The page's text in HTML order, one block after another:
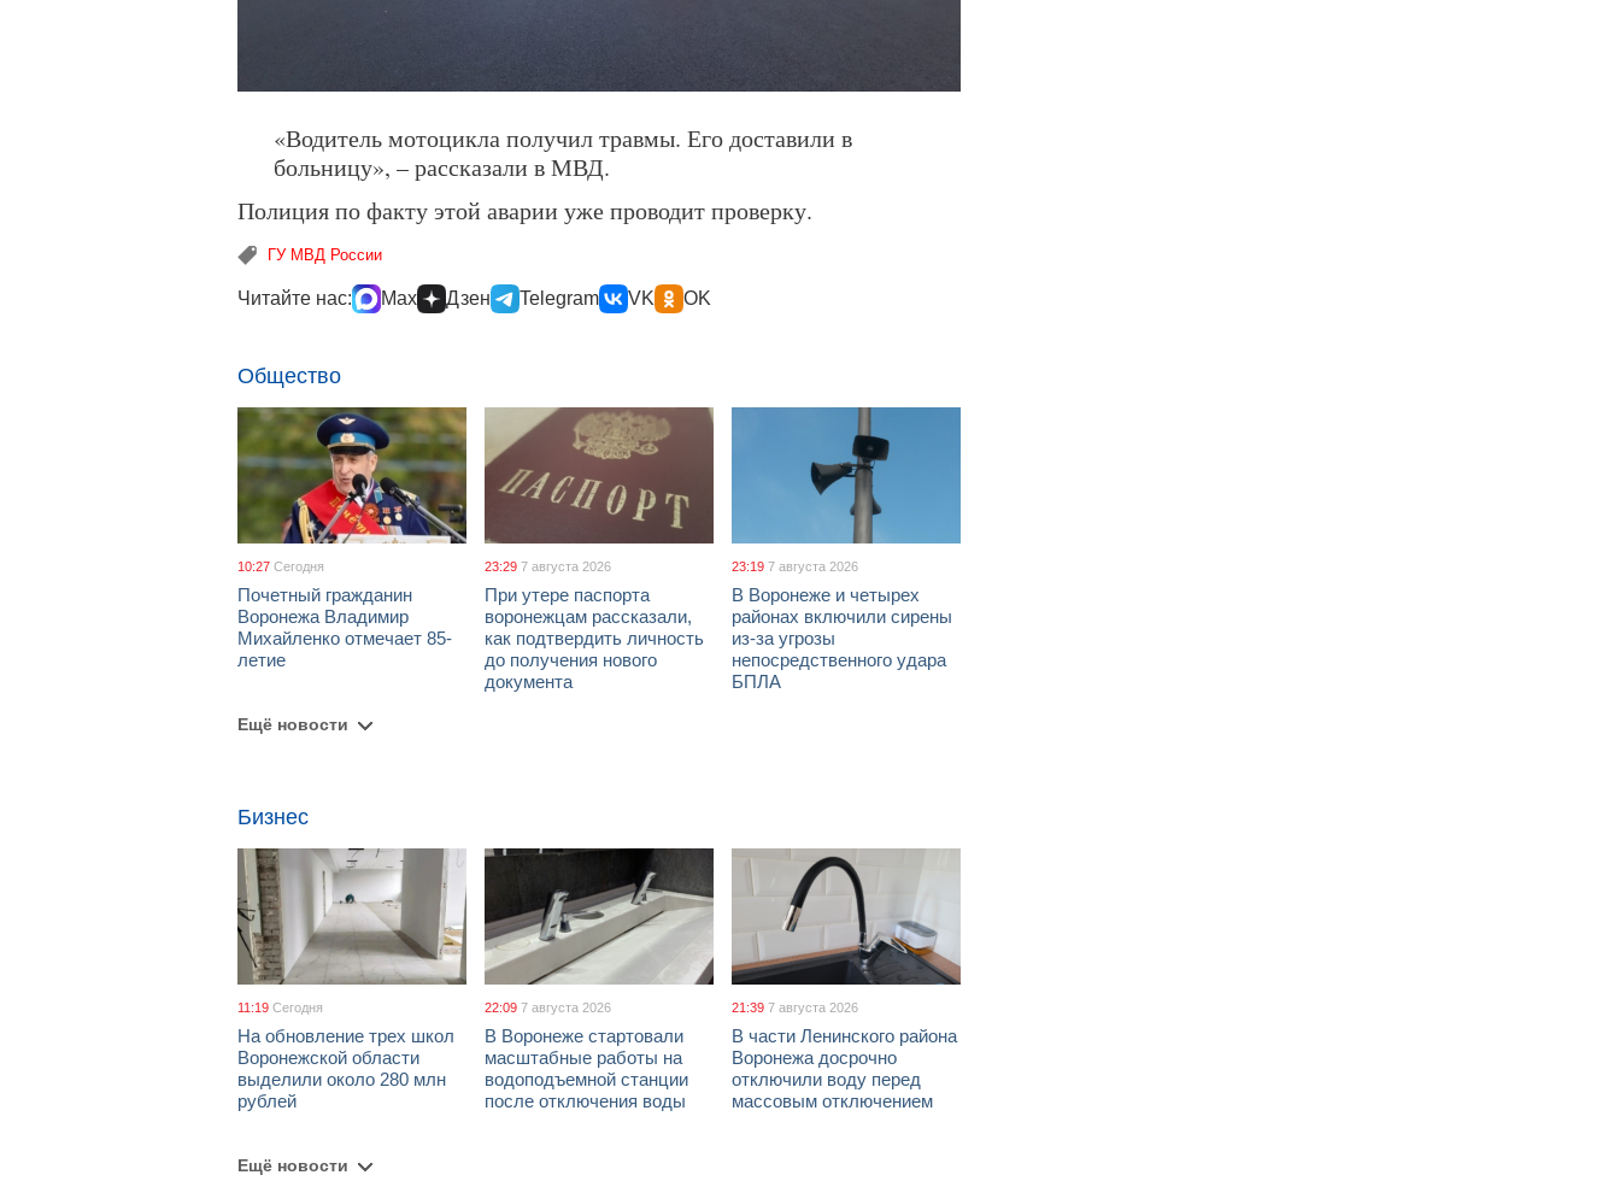
«Водитель мотоцикла получил травмы. Его доставили в
больницу», – рассказали в МВД.
Полиция по факту этой аварии уже проводит проверку.
ГУ МВД России
Читайте нас: Max Дзен Telegram VK OK
Общество
10:27 Сегодня
Почетный гражданин
Воронежа Владимир
Михайленко отмечает 85-
летие
23:29 7 августа 2026
При утере паспорта
воронежцам рассказали,
как подтвердить личность
до получения нового
документа
23:19 7 августа 2026
В Воронеже и четырех
районах включили сирены
из-за угрозы
непосредственного удара
БПЛА
Ещё новости
Бизнес
11:19 Сегодня
На обновление трех школ
Воронежской области
выделили около 280 млн
рублей
22:09 7 августа 2026
В Воронеже стартовали
масштабные работы на
водоподъемной станции
после отключения воды
21:39 7 августа 2026
В части Ленинского района
Воронежа досрочно
отключили воду перед
массовым отключением
Ещё новости